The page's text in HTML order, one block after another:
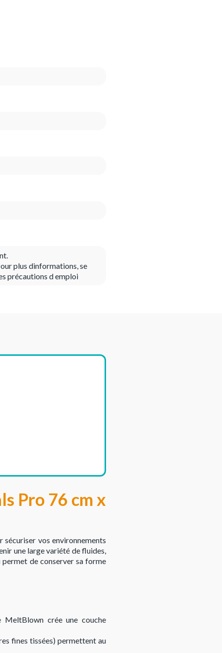
plus dinformations, se
précautions d emploi
Pro 76 cm x
vos environnements
une large variété de fluides,
permet de conserver sa forme
crée une couche
fines tissées) permettent au